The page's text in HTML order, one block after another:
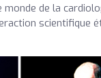
monde de la
scientifique